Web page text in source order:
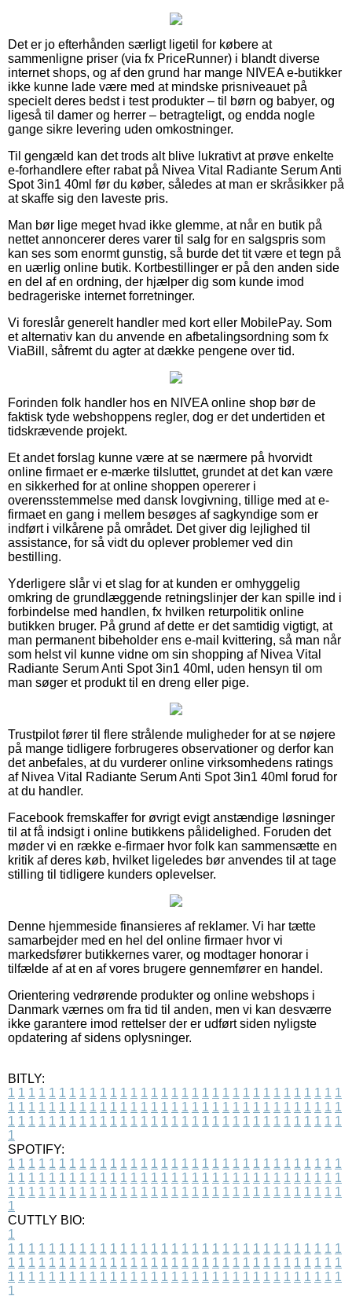
Det er jo efterhånden særligt ligetil for købere at
sammenligne priser (via fx PriceRunner) i blandt diverse
internet shops, og af den grund har mange NIVEA e-butikker
ikke kunne lade være med at mindske prisniveauet på
specielt deres bedst i test produkter – til børn og babyer, og
ligeså til damer og herrer – betragteligt, og endda nogle
gange sikre levering uden omkostninger.
Til gengæld kan det trods alt blive lukrativt at prøve enkelte
e-forhandlere efter rabat på Nivea Vital Radiante Serum Anti
Spot 3in1 40ml før du køber, således at man er skråsikker på
at skaffe sig den laveste pris.
Man bør lige meget hvad ikke glemme, at når en butik på
nettet annoncerer deres varer til salg for en salgspris som
kan ses som enormt gunstig, så burde det tit være et tegn på
en uærlig online butik. Kortbestillinger er på den anden side
en del af en ordning, der hjælper dig som kunde imod
bedrageriske internet forretninger.
Vi foreslår generelt handler med kort eller MobilePay. Som
et alternativ kan du anvende en afbetalingsordning som fx
ViaBill, såfremt du agter at dække pengene over tid.
Forinden folk handler hos en NIVEA online shop bør de
faktisk tyde webshoppens regler, dog er det undertiden et
tidskrævende projekt.
Et andet forslag kunne være at se nærmere på hvorvidt
online firmaet er e-mærke tilsluttet, grundet at det kan være
en sikkerhed for at online shoppen opererer i
overensstemmelse med dansk lovgivning, tillige med at e-
firmaet en gang i mellem besøges af sagkyndige som er
indført i vilkårene på området. Det giver dig lejlighed til
assistance, for så vidt du oplever problemer ved din
bestilling.
Yderligere slår vi et slag for at kunden er omhyggelig
omkring de grundlæggende retningslinjer der kan spille ind i
forbindelse med handlen, fx hvilken returpolitik online
butikken bruger. På grund af dette er det samtidig vigtigt, at
man permanent bibeholder ens e-mail kvittering, så man når
som helst vil kunne vidne om sin shopping af Nivea Vital
Radiante Serum Anti Spot 3in1 40ml, uden hensyn til om
man søger et produkt til en dreng eller pige.
Trustpilot fører til flere strålende muligheder for at se nøjere
på mange tidligere forbrugeres observationer og derfor kan
det anbefales, at du vurderer online virksomhedens ratings
af Nivea Vital Radiante Serum Anti Spot 3in1 40ml forud for
at du handler.
Facebook fremskaffer for øvrigt evigt anstændige løsninger
til at få indsigt i online butikkens pålidelighed. Foruden det
møder vi en række e-firmaer hvor folk kan sammensætte en
kritik af deres køb, hvilket ligeledes bør anvendes til at tage
stilling til tidligere kunders oplevelser.
Denne hjemmeside finansieres af reklamer. Vi har tætte
samarbejder med en hel del online firmaer hvor vi
markedsfører butikkernes varer, og modtager honorar i
tilfælde af at en af vores brugere gennemfører en handel.
Orientering vedrørende produkter og online webshops i
Danmark værnes om fra tid til anden, men vi kan desværre
ikke garantere imod rettelser der er udført siden nyligste
opdatering af sidens oplysninger.
BITLY:
1 1 1 1 1 1 1 1 1 1 1 1 1 1 1 1 1 1 1 1 1 1 1 1 1 1 1 1 1 1 1 1 1
1 1 1 1 1 1 1 1 1 1 1 1 1 1 1 1 1 1 1 1 1 1 1 1 1 1 1 1 1 1 1 1 1
1 1 1 1 1 1 1 1 1 1 1 1 1 1 1 1 1 1 1 1 1 1 1 1 1 1 1 1 1 1 1 1 1
1
SPOTIFY:
1 1 1 1 1 1 1 1 1 1 1 1 1 1 1 1 1 1 1 1 1 1 1 1 1 1 1 1 1 1 1 1 1
1 1 1 1 1 1 1 1 1 1 1 1 1 1 1 1 1 1 1 1 1 1 1 1 1 1 1 1 1 1 1 1 1
1 1 1 1 1 1 1 1 1 1 1 1 1 1 1 1 1 1 1 1 1 1 1 1 1 1 1 1 1 1 1 1 1
1
CUTTLY BIO:
1
1 1 1 1 1 1 1 1 1 1 1 1 1 1 1 1 1 1 1 1 1 1 1 1 1 1 1 1 1 1 1 1 1
1 1 1 1 1 1 1 1 1 1 1 1 1 1 1 1 1 1 1 1 1 1 1 1 1 1 1 1 1 1 1 1 1
1 1 1 1 1 1 1 1 1 1 1 1 1 1 1 1 1 1 1 1 1 1 1 1 1 1 1 1 1 1 1 1 1
1